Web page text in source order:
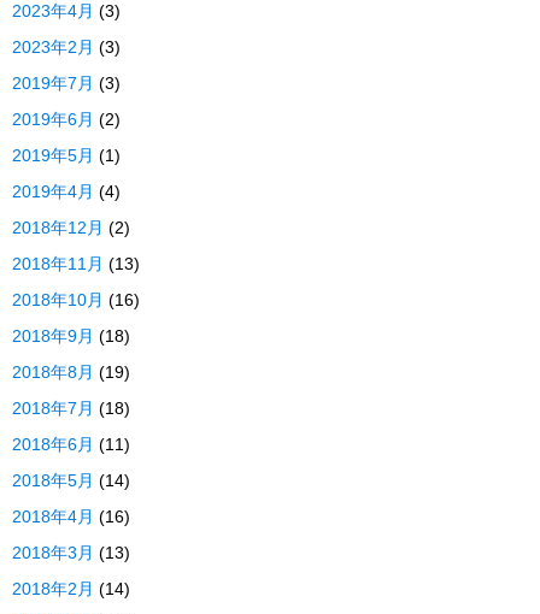
2023年4月 (3)
2023年2月 (3)
2019年7月 (3)
2019年6月 (2)
2019年5月 (1)
2019年4月 (4)
2018年12月 (2)
2018年11月 (13)
2018年10月 (16)
2018年9月 (18)
2018年8月 (19)
2018年7月 (18)
2018年6月 (11)
2018年5月 (14)
2018年4月 (16)
2018年3月 (13)
2018年2月 (14)